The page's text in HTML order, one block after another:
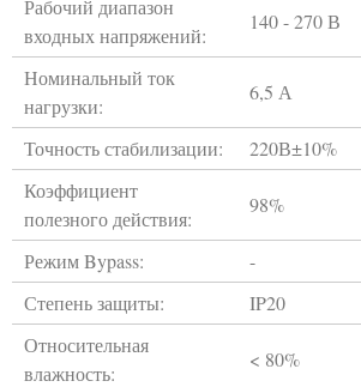
Рабочий диапазон
входных напряжений:
140 - 270 В
Номинальный ток
нагрузки:
6,5 А
Точность стабилизации:
220В±10%
Коэффициент
полезного действия:
98%
Режим Bypass:
-
Степень защиты:
IP20
Относительная
влажность:
< 80%